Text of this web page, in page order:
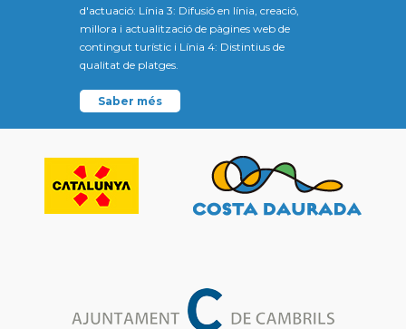
d'actuació: Línia 3: Difusió en línia, creació,
millora i actualització de pàgines web de
contingut turístic i Línia 4: Distintius de
qualitat de platges.
Saber més